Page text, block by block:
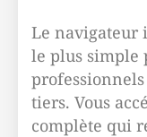
Le navigateur
le plus simple
tiers. Vous
complète qui